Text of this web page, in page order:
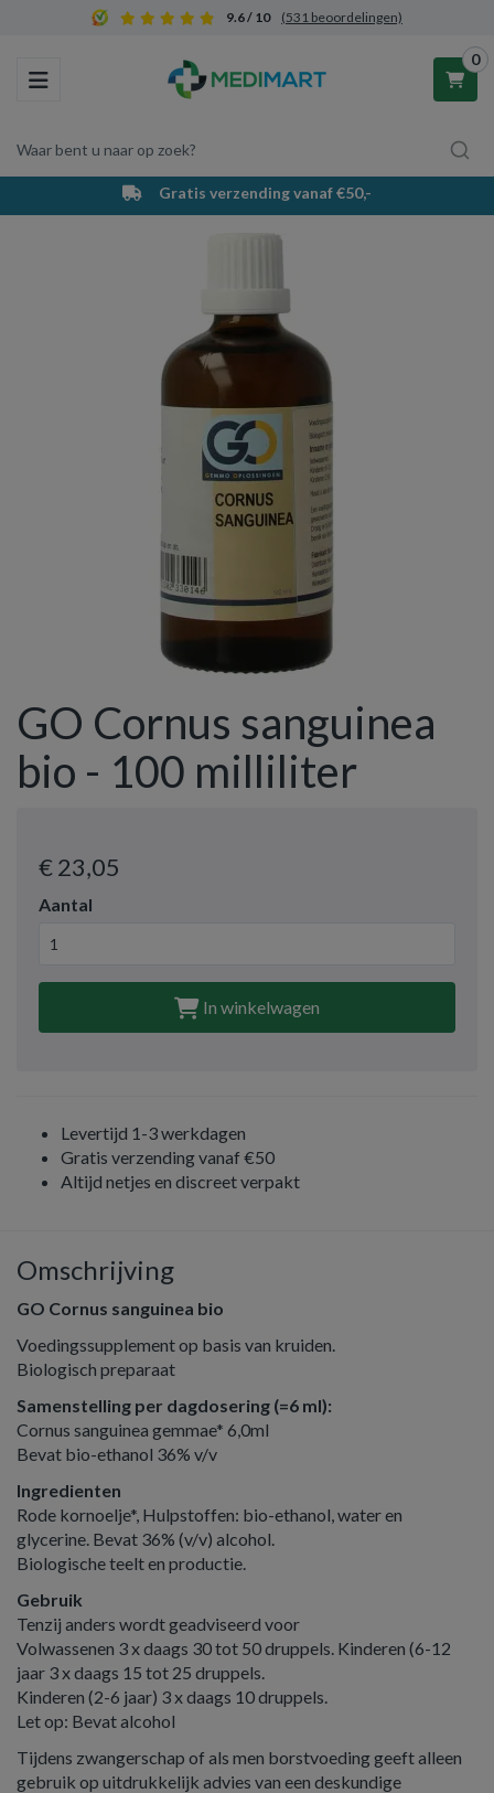
9.6 / 10 (531 beoordelingen)
Toggle navigation
Waar bent u naar op zoek?
0
Winkelwagen
Uw winkelwagen is leeg.
Vul hem met producten.
Gratis verzending vanaf €50,-
GO Cornus sanguinea
bio - 100 milliliter
€ 23,05
Aantal
In winkelwagen
Levertijd 1-3 werkdagen
Gratis verzending vanaf €50
Altijd netjes en discreet verpakt
Omschrijving
GO Cornus sanguinea bio
Voedingssupplement op basis van kruiden.
Biologisch preparaat
Samenstelling per dagdosering (=6 ml):
Cornus sanguinea gemmae* 6,0ml
Bevat bio-ethanol 36% v/v
Ingredienten
Rode kornoelje*, Hulpstoffen: bio-ethanol, water en
glycerine. Bevat 36% (v/v) alcohol.
Biologische teelt en productie.
Gebruik
Tenzij anders wordt geadviseerd voor
Volwassenen 3 x daags 30 tot 50 druppels. Kinderen (6-12
jaar 3 x daags 15 tot 25 druppels.
Kinderen (2-6 jaar) 3 x daags 10 druppels.
Let op: Bevat alcohol
Tijdens zwangerschap of als men borstvoeding geeft alleen
gebruik op uitdrukkelijk advies van een deskundige